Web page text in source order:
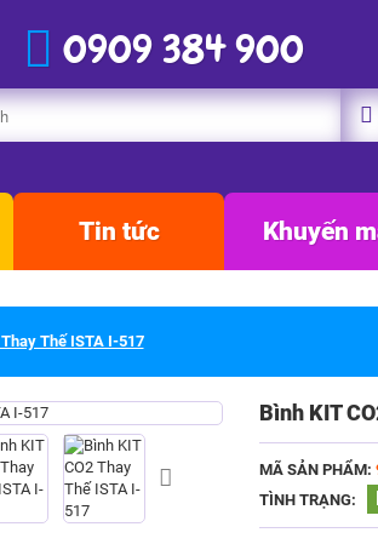
0909 384 900
Tin tức Khuyến
Thế ISTA I-517
Bình KIT
MÃ SẢN PHẨM:
TÌNH TRẠNG: